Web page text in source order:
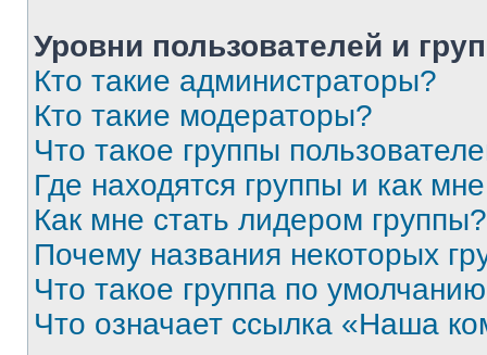
Уровни пользователей и
Кто такие администраторы?
Кто такие модераторы?
Что такое группы
Где находятся группы и как
Как мне стать лидером группы?
Почему названия некоторых
Что такое группа по
Что означает ссылка «Наша